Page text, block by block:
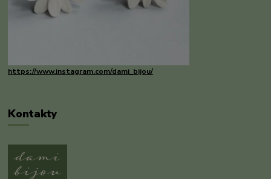
https://www.instagram.com/dami_bijou/
Kontakty